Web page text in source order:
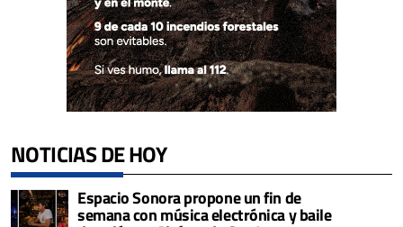
NOTICIAS DE HOY
Espacio Sonora propone un fin de
semana con música electrónica y baile